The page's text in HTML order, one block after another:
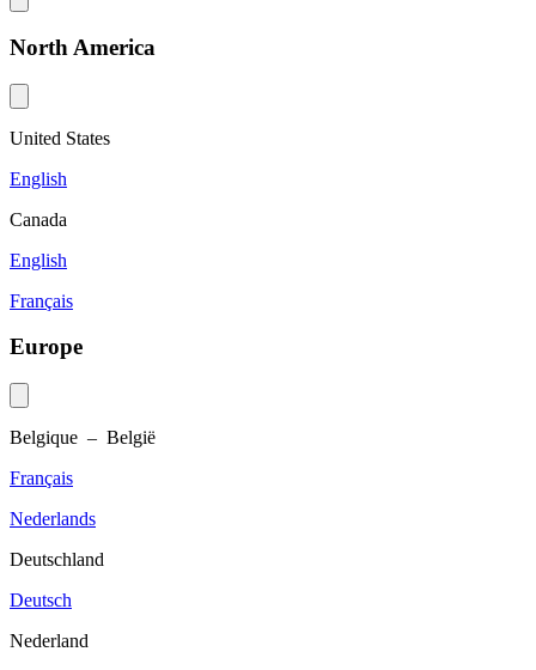
North America
United States
English
Canada
English
Français
Europe
Belgique – België
Français
Nederlands
Deutschland
Deutsch
Nederland